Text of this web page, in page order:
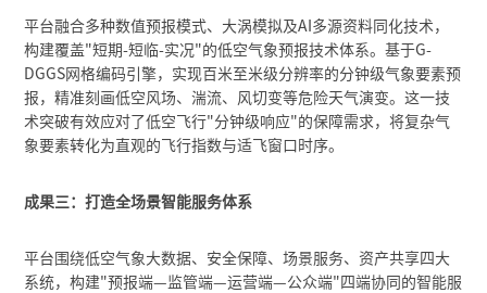
平台融合多种数值预报模式、大涡模拟及AI多源资料同化技术，
构建覆盖"短期-短临-实况"的低空气象预报技术体系。基于G-
DGGS网格编码引擎，实现百米至米级分辨率的分钟级气象要素预
报，精准刻画低空风场、湍流、风切变等危险天气演变。这一技
术突破有效应对了低空飞行"分钟级响应"的保障需求，将复杂气
象要素转化为直观的飞行指数与适飞窗口时序。
成果三：打造全场景智能服务体系
平台围绕低空气象大数据、安全保障、场景服务、资产共享四大
系统，构建"预报端—监管端—运营端—公众端"四端协同的智能服